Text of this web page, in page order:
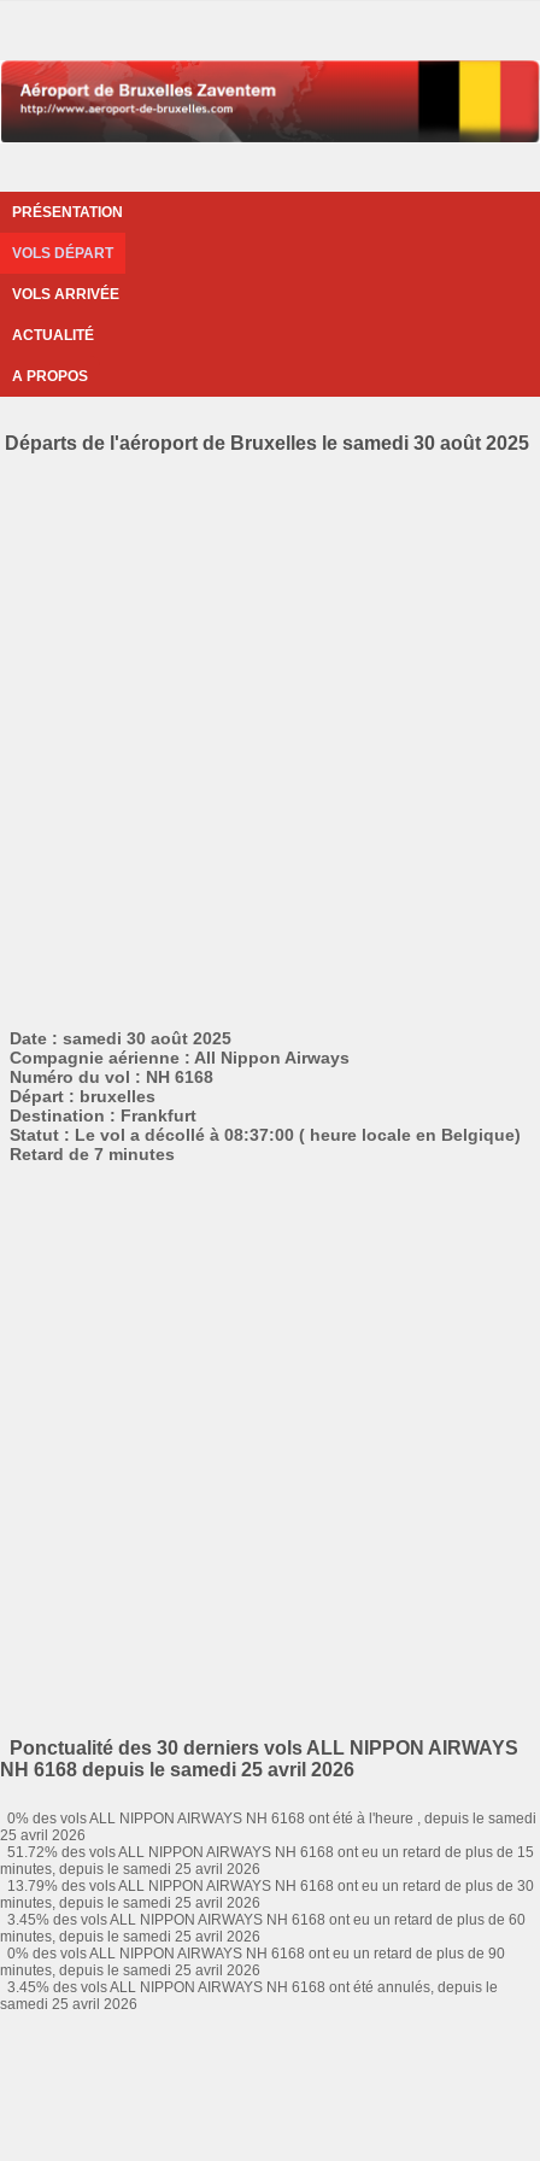
PRÉSENTATION
VOLS DÉPART
VOLS ARRIVÉE
ACTUALITÉ
A PROPOS
Départs de l'aéroport de Bruxelles le samedi 30 août 2025
Date : samedi 30 août 2025
Compagnie aérienne : All Nippon Airways
Numéro du vol : NH 6168
Départ : bruxelles
Destination : Frankfurt
Statut : Le vol a décollé à 08:37:00 ( heure locale en Belgique)
Retard de 7 minutes
Ponctualité des 30 derniers vols ALL NIPPON AIRWAYS
NH 6168 depuis le samedi 25 avril 2026
0% des vols ALL NIPPON AIRWAYS NH 6168 ont été à l'heure , depuis le samedi
25 avril 2026
51.72% des vols ALL NIPPON AIRWAYS NH 6168 ont eu un retard de plus de 15
minutes, depuis le samedi 25 avril 2026
13.79% des vols ALL NIPPON AIRWAYS NH 6168 ont eu un retard de plus de 30
minutes, depuis le samedi 25 avril 2026
3.45% des vols ALL NIPPON AIRWAYS NH 6168 ont eu un retard de plus de 60
minutes, depuis le samedi 25 avril 2026
0% des vols ALL NIPPON AIRWAYS NH 6168 ont eu un retard de plus de 90
minutes, depuis le samedi 25 avril 2026
3.45% des vols ALL NIPPON AIRWAYS NH 6168 ont été annulés, depuis le
samedi 25 avril 2026